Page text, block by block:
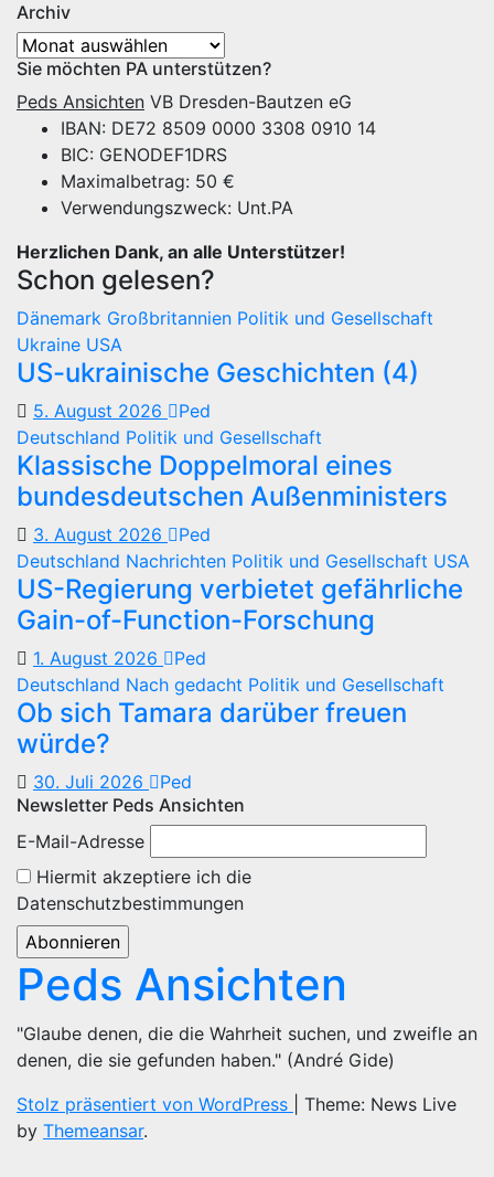
Archiv
Archiv
Sie möchten PA unterstützen?
Peds Ansichten VB Dresden-Bautzen eG
IBAN: DE72 8509 0000 3308 0910 14
BIC: GENODEF1DRS
Maximalbetrag: 50 €
Verwendungszweck: Unt.PA
Herzlichen Dank, an alle Unterstützer!
Schon gelesen?
Dänemark Großbritannien Politik und Gesellschaft
Ukraine USA
US-ukrainische Geschichten (4)
5. August 2026
Ped
Deutschland Politik und Gesellschaft
Klassische Doppelmoral eines
bundesdeutschen Außenministers
3. August 2026
Ped
Deutschland Nachrichten Politik und Gesellschaft USA
US-Regierung verbietet gefährliche
Gain-of-Function-Forschung
1. August 2026
Ped
Deutschland Nach gedacht Politik und Gesellschaft
Ob sich Tamara darüber freuen
würde?
30. Juli 2026
Ped
Newsletter Peds Ansichten
E-Mail-Adresse
Hiermit akzeptiere ich die
Datenschutzbestimmungen
Peds Ansichten
"Glaube denen, die die Wahrheit suchen, und zweifle an
denen, die sie gefunden haben." (André Gide)
Stolz präsentiert von WordPress
Theme: News Live
by Themeansar.